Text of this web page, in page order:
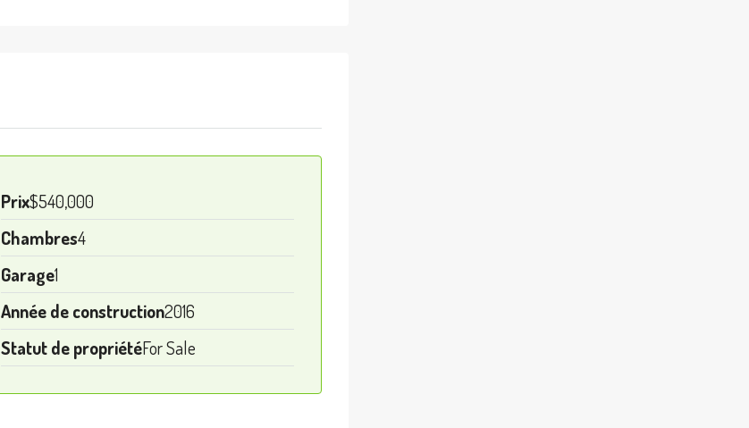
Prix$540,000
Chambres4
Garage1
Année de construction2016
Statut de propriétéFor Sale